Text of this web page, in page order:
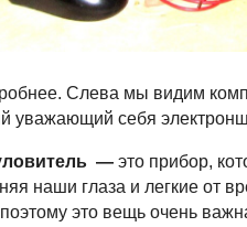
Слева мы видим
уважающий себя
— это прибор,
наши глаза и легкие от
это вещь очень